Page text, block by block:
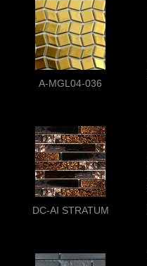
A-MGL04-036
DC-AI STRATUM